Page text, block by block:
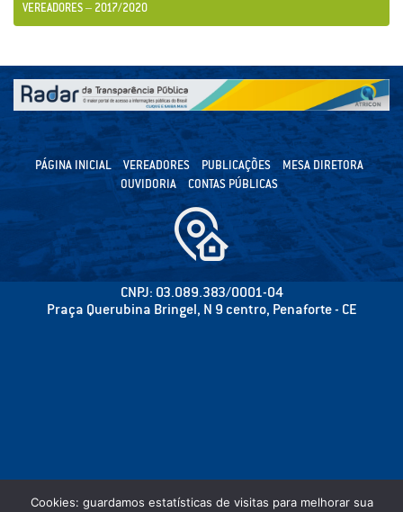
VEREADORES – 2017/2020
PÁGINA INICIAL VEREADORES PUBLICAÇÕES
MESA DIRETORA
OUVIDORIA
CONTAS PÚBLICAS
CNPJ: 03.089.383/0001-04
Praça Querubina Bringel, N 9 centro, Penaforte - CE
Cookies: guardamos estatísticas de visitas para melhorar sua